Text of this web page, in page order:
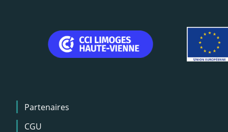
Menu
Pied
de
Partenaires
CGU